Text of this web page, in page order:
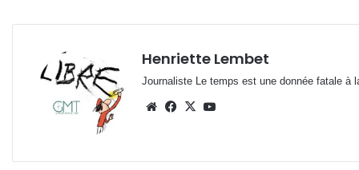
Henriette Lembet
Journaliste Le temps est une donnée fatale à
WebsiteFacebook
X